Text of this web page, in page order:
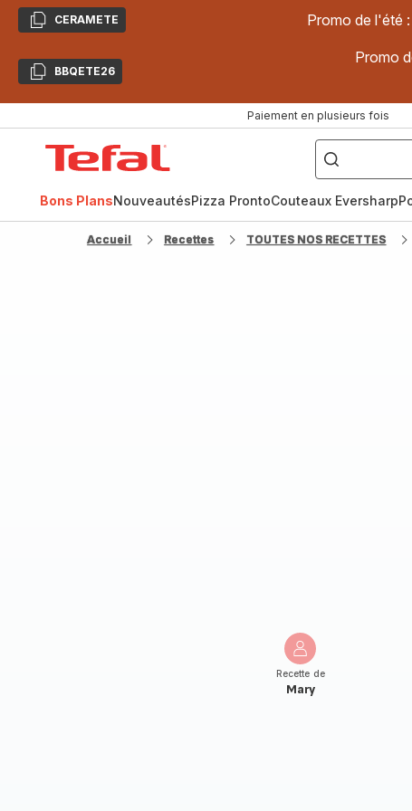
CopierCERAMETE Promo de l'été
CopierBBQETE26
Promo
Paiement en plusieurs fois
["Poêles
inox,
Cake
Factory,
Bons PlansNouveautésPizza ProntoCouteaux Eversharp
Accueil Recettes TOUTES NOS RECETTES
Recette de
Mary